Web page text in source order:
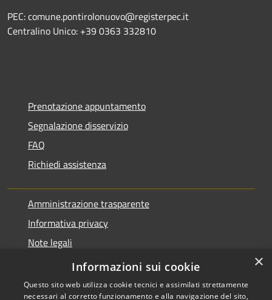
PEC: comune.pontirolonuovo@registerpec.it
Centralino Unico: +39 0363 332810
Prenotazione appuntamento
Segnalazione disservizio
FAQ
Richiedi assistenza
Amministrazione trasparente
Informativa privacy
Note legali
Dichiarazione di accessibilità
×
Informazioni sui cookie
Questo sito web utilizza cookie tecnici e assimilati strettamente
necessari al corretto funzionamento e alla navigazione del sito,